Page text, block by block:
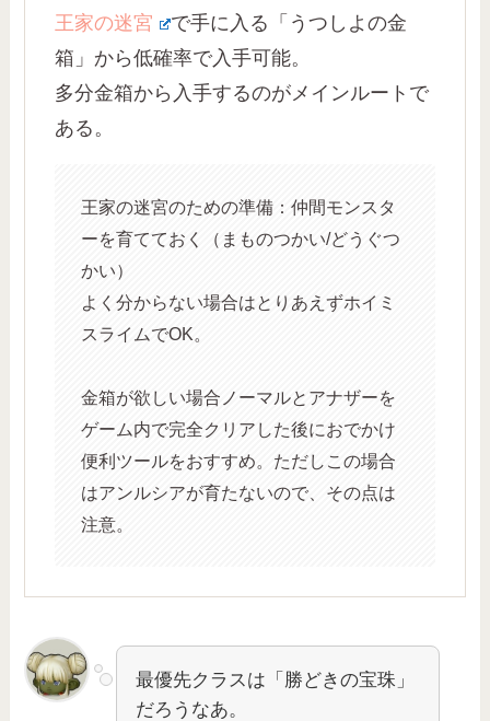
王家の迷宮
で手に入る「うつしよの金
箱」から低確率で入手可能。
多分金箱から入手するのがメインルートで
ある。
王家の迷宮のための準備：仲間モンスタ
ーを育てておく（まものつかい/どうぐつ
かい）
よく分からない場合はとりあえずホイミ
スライムでOK。
金箱が欲しい場合ノーマルとアナザーを
ゲーム内で完全クリアした後におでかけ
便利ツールをおすすめ。ただしこの場合
はアンルシアが育たないので、その点は
注意。
最優先クラスは「勝どきの宝珠」
だろうなあ。